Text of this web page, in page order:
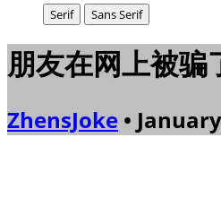
Serif Sans Serif
朋友在网上被骗
ZhensJoke •